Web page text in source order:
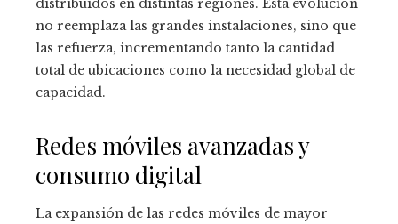
distribuidos en distintas regiones. Esta evolución
no reemplaza las grandes instalaciones, sino que
las refuerza, incrementando tanto la cantidad
total de ubicaciones como la necesidad global de
capacidad.
Redes móviles avanzadas y
consumo digital
La expansión de las redes móviles de mayor